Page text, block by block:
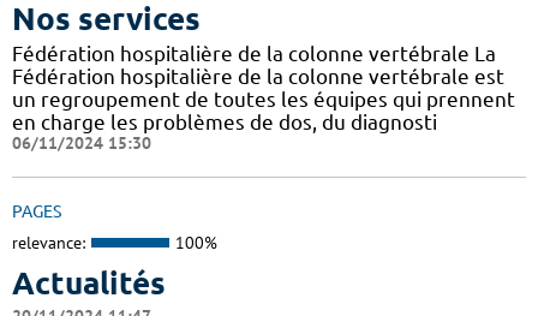
Nos services
Fédération hospitalière de la colonne vertébrale La
Fédération hospitalière de la colonne vertébrale est
un regroupement de toutes les équipes qui prennent
en charge les problèmes de dos, du diagnosti
06/11/2024 15:30
PAGES
relevance: 100%
Actualités